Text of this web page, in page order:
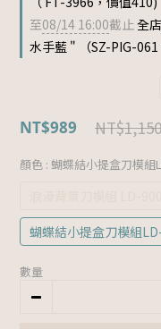
至08/14 16:00截止全
水手藍 " （SZ-PIG-
NT$1,150
NT$989
顏色 : 蝴蝶結小提盒刀模組
蝴蝶結小提盒刀模組
數量